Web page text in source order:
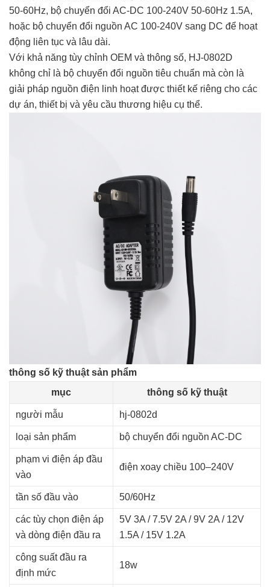
50-60Hz, bộ chuyển đổi AC-DC 100-240V 50-60Hz 1.5A,
hoặc bộ chuyển đổi nguồn AC 100-240V sang DC để hoạt
động liên tục và lâu dài.
Với khả năng tùy chỉnh OEM và thông số, HJ-0802D
không chỉ là bộ chuyển đổi nguồn tiêu chuẩn mà còn là
giải pháp nguồn điện linh hoạt được thiết kế riêng cho các
dự án, thiết bị và yêu cầu thương hiệu cụ thể.
thông số kỹ thuật sản phẩm
mục
thông số kỹ thuật
người mẫu hj-0802d
loại sản phẩm bộ chuyển đổi nguồn AC-DC
phạm vi điện áp đầu
vào
điện xoay chiều 100–240V
tần số đầu vào 50/60Hz
các tùy chọn điện áp
và dòng điện đầu ra
5V 3A / 7.5V 2A / 9V 2A / 12V
1.5A / 15V 1.2A
công suất đầu ra
định mức
18w